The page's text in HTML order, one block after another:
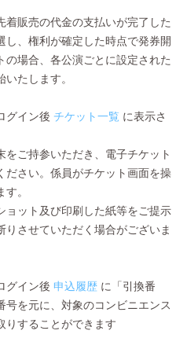
販売の代金の支払いが完了した
、権利が確定した時点で発券開
場合、各公演ごとに設定された
たします。
グイン後 チケット一覧 に表示さ
をご持参いただき、電子チケット
ださい。係員がチケット画面を操
。
ョット及び印刷した紙等をご提示
させていただく場合がございま
グイン後 申込履歴 に「引換番
を元に、対象のコンビニエンス
りすることができます